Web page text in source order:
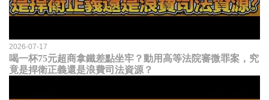
2026-07-17
喝一杯75元超商拿鐵差點坐牢？動用高等法院審微罪案，究
竟是捍衛正義還是浪費司法資源？